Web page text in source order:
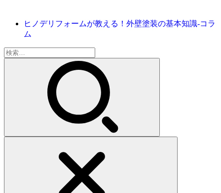
ヒノデリフォームが教える！外壁塗装の基本知識‐コラ
ム
検
索: